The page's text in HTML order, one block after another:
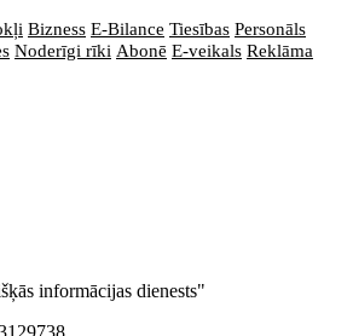
Bizness E-Bilance Tiesības Personāls
Noderīgi rīki Abonē E-veikals Reklāma
informācijas dienests"